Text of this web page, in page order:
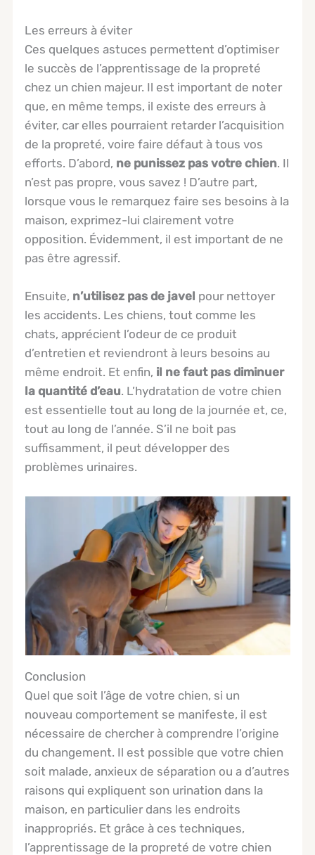
Les erreurs à éviter
Ces quelques astuces permettent d’optimiser
le succès de l’apprentissage de la propreté
chez un chien majeur. Il est important de noter
que, en même temps, il existe des erreurs à
éviter, car elles pourraient retarder l’acquisition
de la propreté, voire faire défaut à tous vos
efforts. D’abord, ne punissez pas votre chien. Il
n’est pas propre, vous savez ! D’autre part,
lorsque vous le remarquez faire ses besoins à la
maison, exprimez-lui clairement votre
opposition. Évidemment, il est important de ne
pas être agressif.
Ensuite, n’utilisez pas de javel pour nettoyer
les accidents. Les chiens, tout comme les
chats, apprécient l’odeur de ce produit
d’entretien et reviendront à leurs besoins au
même endroit. Et enfin, il ne faut pas diminuer
la quantité d’eau. L’hydratation de votre chien
est essentielle tout au long de la journée et, ce,
tout au long de l’année. S’il ne boit pas
suffisamment, il peut développer des
problèmes urinaires.
Conclusion
Quel que soit l’âge de votre chien, si un
nouveau comportement se manifeste, il est
nécessaire de chercher à comprendre l’origine
du changement. Il est possible que votre chien
soit malade, anxieux de séparation ou a d’autres
raisons qui expliquent son urination dans la
maison, en particulier dans les endroits
inappropriés. Et grâce à ces techniques,
l’apprentissage de la propreté de votre chien